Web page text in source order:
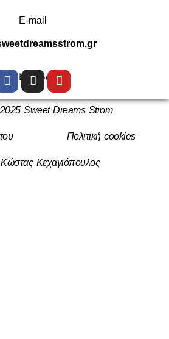
E-mail
Sweet Dreams Strom
Πολιτική cookies
Κεχαγιόπουλος